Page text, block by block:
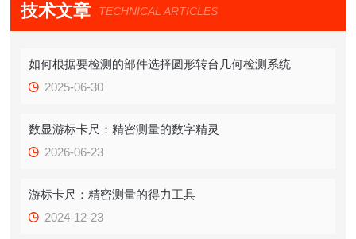
技术文章 TECHNICAL ARTICLES
如何根据要检测的部件选择圆形转台几何检测系统
2025-06-30
数显游标卡尺：精密测量的数字精灵
2026-06-23
游标卡尺：精密测量的得力工具
2024-12-23